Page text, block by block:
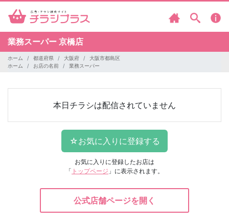
業務スーパー 京橋店
ホーム 都道府県 大阪府
大阪市都島区
ホーム
お店の名前 業務スーパー
本日チラシは配信されていません
お気に入りに登録したお店は
「 トップページ 」に表示されます。
公式店舗ページを開く